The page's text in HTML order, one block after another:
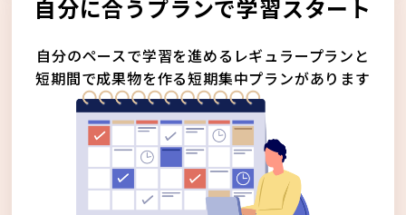
自分に合うプランで学習スタート
自分のペースで学習を進めるレギュラープランと
短期間で成果物を作る短期集中プランがあります